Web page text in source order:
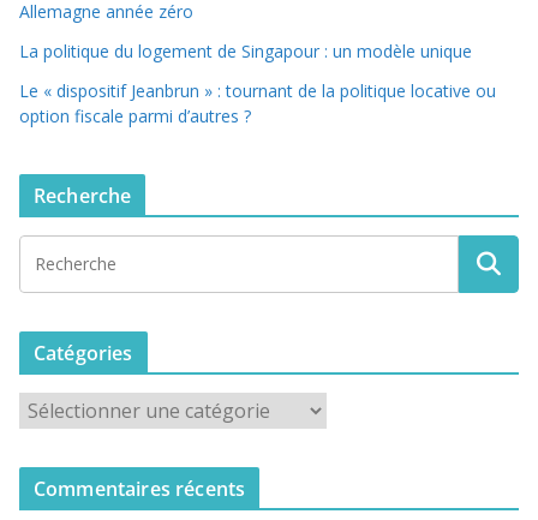
Allemagne année zéro
La politique du logement de Singapour : un modèle unique
Le « dispositif Jeanbrun » : tournant de la politique locative ou
option fiscale parmi d’autres ?
Recherche
Catégories
t
Commentaires récents